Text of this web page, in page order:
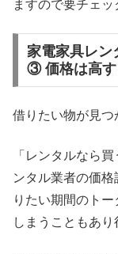
ますので要チェッ
家電家具レン
③ 価格は高す
借りたい物が見つ
「レンタルなら
ンタル業者の価
りたい期間のト
しまうこともあり